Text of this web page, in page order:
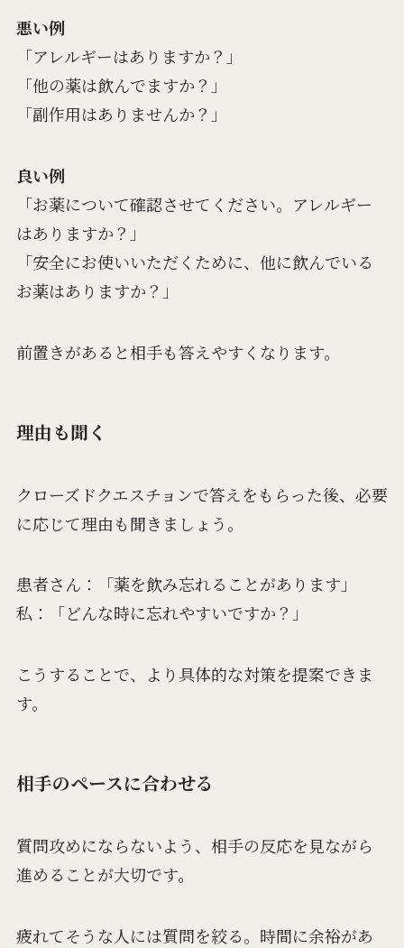
悪い例
「アレルギーはありますか？」
「他の薬は飲んでますか？」
「副作用はありませんか？」
良い例
「お薬について確認させてください。アレルギー
はありますか？」
「安全にお使いいただくために、他に飲んでいる
お薬はありますか？」
前置きがあると相手も答えやすくなります。
理由も聞く
クローズドクエスチョンで答えをもらった後、必要
に応じて理由も聞きましょう。
患者さん：「薬を飲み忘れることがあります」
私：「どんな時に忘れやすいですか？」
こうすることで、より具体的な対策を提案できま
す。
相手のペースに合わせる
質問攻めにならないよう、相手の反応を見ながら
進めることが大切です。
疲れてそうな人には質問を絞る。時間に余裕があ